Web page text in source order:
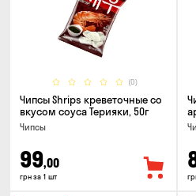
(0)
Чипсы Shrips креветочные со
вкусом соуса Терияки, 50г
Чипсы
99,00
грн за 1 шт